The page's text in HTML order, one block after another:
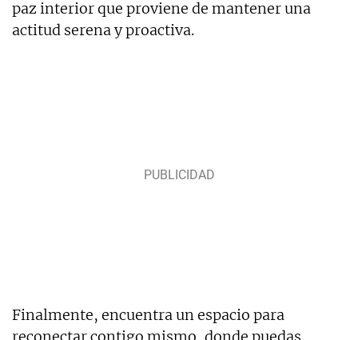
paz interior que proviene de mantener una
actitud serena y proactiva.
Finalmente, encuentra un espacio para